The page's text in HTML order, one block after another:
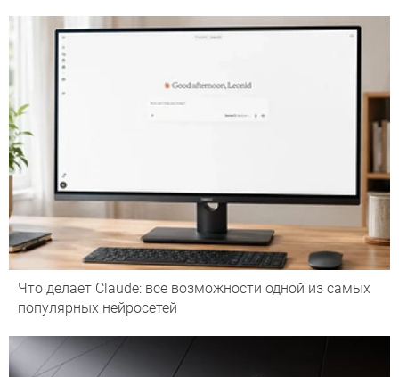
Что делает Сlaude: все возможности одной из самых
популярных нейросетей